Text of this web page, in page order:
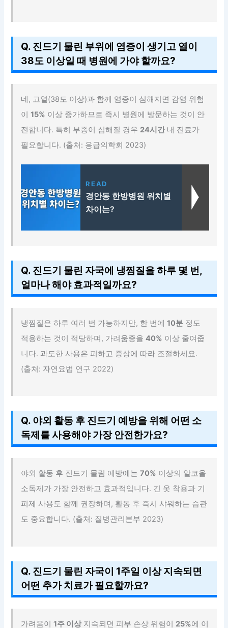
Q. 진드기 물린 부위에 염증이 생기고 열이
38도 이상일 때 병원에 가야 할까요?
네, 고열(38도 이상)과 함께 염증이 심해지면 감염 위험
이15% 이상 증가하므로 즉시 병원에 방문하는 것이 안
전합니다. 특히 부종이 심해질 경우 24시간 내 진료가
필요합니다. (출처: 응급의학회 2023)
READ
경안동 한방병원 위치별
차이는?
Q. 진드기 물린 자국에 냉찜질을 하루 몇 번,
얼마나 해야 효과적일까요?
냉찜질은 하루 여러 번 가능하지만, 한 번에10분 정도
적용하는 것이 적당하며, 가려움증을40% 이상 줄여줍
니다. 과도한 사용은 피하고 증상에 따라 조절하세요.
(출처: 자연요법 연구 2022)
Q. 야외 활동 후 진드기 예방을 위해 어떤 소
독제를 사용해야 가장 안전한가요?
야외 활동 후 진드기 물림 예방에는70% 이상의 알코올
소독제가 가장 안전하고 효과적입니다. 긴 옷 착용과 기
피제 사용도 함께 권장하며, 활동 후 즉시 샤워하는 습관
도 중요합니다. (출처: 질병관리본부 2023)
Q. 진드기 물린 자국이 1주일 이상 지속되면
어떤 추가 치료가 필요할까요?
가려움이1주 이상지속되면 피부 손상 위험이 25%에 이